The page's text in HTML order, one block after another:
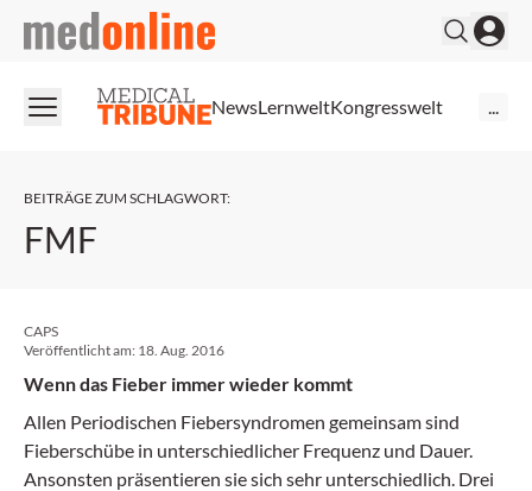
medonline
NewsLernweltKongresswelt
BEITRÄGE ZUM SCHLAGWORT:
FMF
CAPS
Veröffentlicht am: 18. Aug. 2016
Wenn das Fieber immer wieder kommt
Allen Periodischen Fiebersyndromen gemeinsam sind
Fieberschübe in unterschiedlicher Frequenz und Dauer.
Ansonsten präsentieren sie sich sehr unterschiedlich. Drei